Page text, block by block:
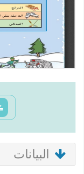
البيانات